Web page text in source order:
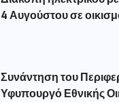
4 Αυγούστου σε
Συνάντηση του
Υφυπουργό Εθνικής